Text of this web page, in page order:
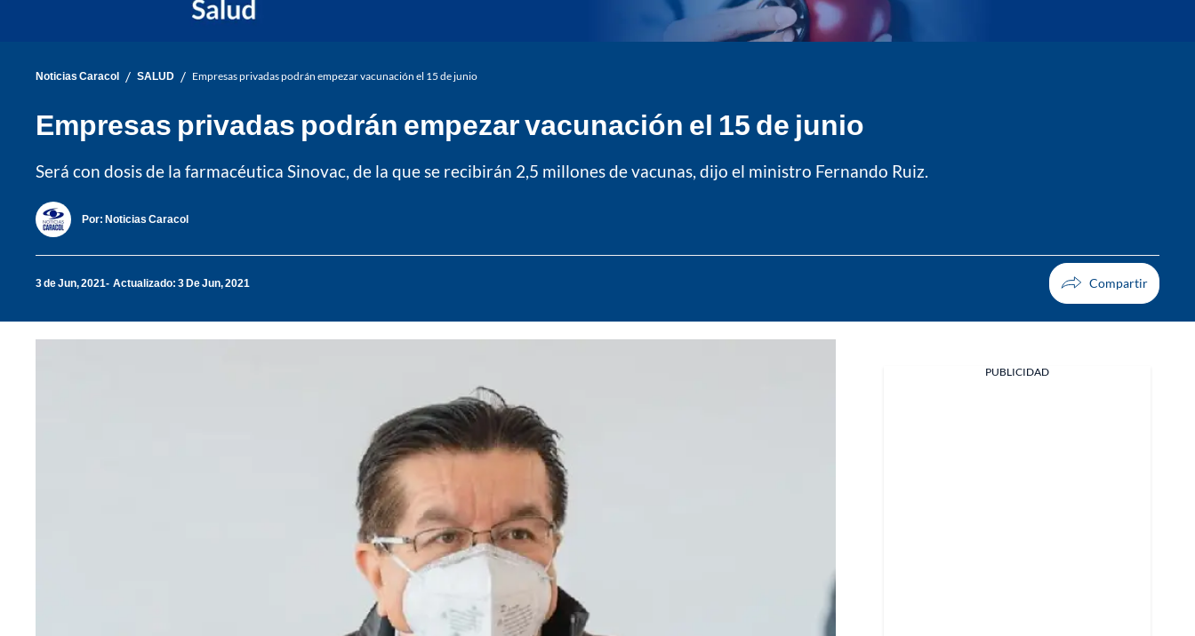
Noticias Caracol / SALUD / Empresas privadas podrán empezar vacunación el 15 de junio
Empresas privadas podrán empezar vacunación el 15 de junio
Será con dosis de la farmacéutica Sinovac, de la que se recibirán 2,5 millones de vacunas, dijo el ministro Fernando Ruiz.
Por: Noticias Caracol
3 de Jun, 2021 Actualizado: 3 De Jun, 2021
PUBLICIDAD